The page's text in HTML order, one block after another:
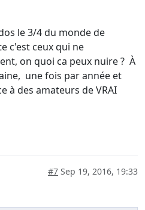
le 3/4 du monde de
c'est ceux qui ne
on quoi ca peux nuire ? À
une fois par année et
à des amateurs de VRAI
#7 Sep 19, 2016, 19:33